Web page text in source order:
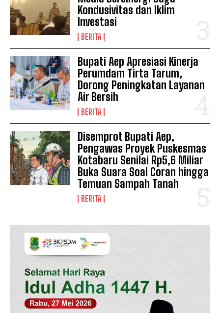
News Week
Magazine PRO
SUBSCRIBE NOW
Company
Disclaimer
Kontak Kami
Redaksi
Pedoman Media Siber
Tentang Kami
Kondusivitas dan Iklim
Investasi
BERITA
Bupati Aep Apresiasi Kinerja
Perumdam Tirta Tarum,
Dorong Peningkatan Layanan
Air Bersih
BERITA
Disemprot Bupati Aep,
Pengawas Proyek Puskesmas
Kotabaru Senilai Rp5,6 Miliar
Buka Suara Soal Coran hingga
Temuan Sampah Tanah
BERITA